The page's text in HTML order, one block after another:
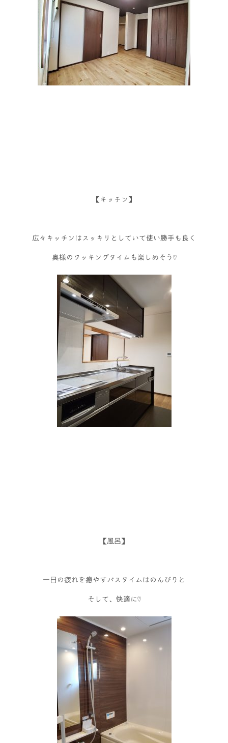
【キッチン】
広々キッチンはスッキリとしていて使い勝手も良く
奥様のクッキングタイムも楽しめそう♡
【風呂】
一日の疲れを癒やすバスタイムはのんびりと
そして、快適に♡